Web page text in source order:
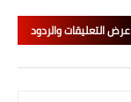
عرض التعليقات والردود